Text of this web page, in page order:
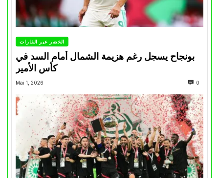
الخضر عبر القارات
بونجاح يسجل رغم هزيمة الشمال أمام السد في
كأس الأمير
Mai 1, 2026 0